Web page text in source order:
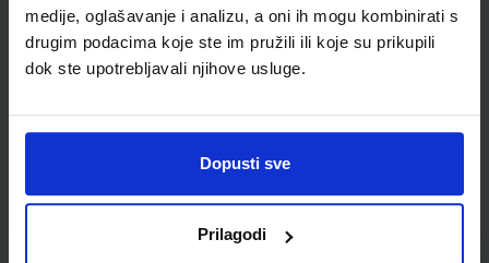
medije, oglašavanje i analizu, a oni ih mogu kombinirati s
drugim podacima koje ste im pružili ili koje su prikupili
dok ste upotrebljavali njihove usluge.
Dopusti sve
Prilagodi
Newsletter prijava
Prijavite se kako bi primali informacije o novim